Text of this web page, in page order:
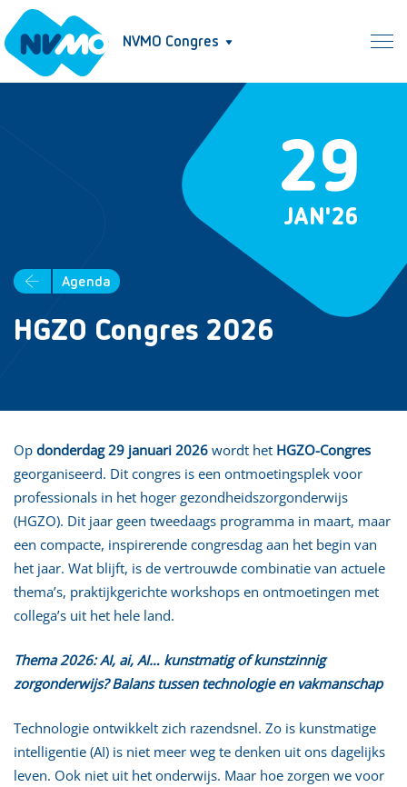
NVMO Congres
29
JAN'26
Agenda
HGZO Congres 2026
Op donderdag 29 januari 2026 wordt het HGZO-Congres
georganiseerd. Dit congres is een ontmoetingsplek voor
professionals in het hoger gezondheidszorgonderwijs
(HGZO). Dit jaar geen tweedaags programma in maart, maar
een compacte, inspirerende congresdag aan het begin van
het jaar. Wat blijft, is de vertrouwde combinatie van actuele
thema’s, praktijkgerichte workshops en ontmoetingen met
collega’s uit het hele land.
Thema 2026: AI, ai, AI… kunstmatig of kunstzinnig
zorgonderwijs? Balans tussen technologie en vakmanschap
Technologie ontwikkelt zich razendsnel. Zo is kunstmatige
intelligentie (AI) is niet meer weg te denken uit ons dagelijks
leven. Ook niet uit het onderwijs. Maar hoe zorgen we voor